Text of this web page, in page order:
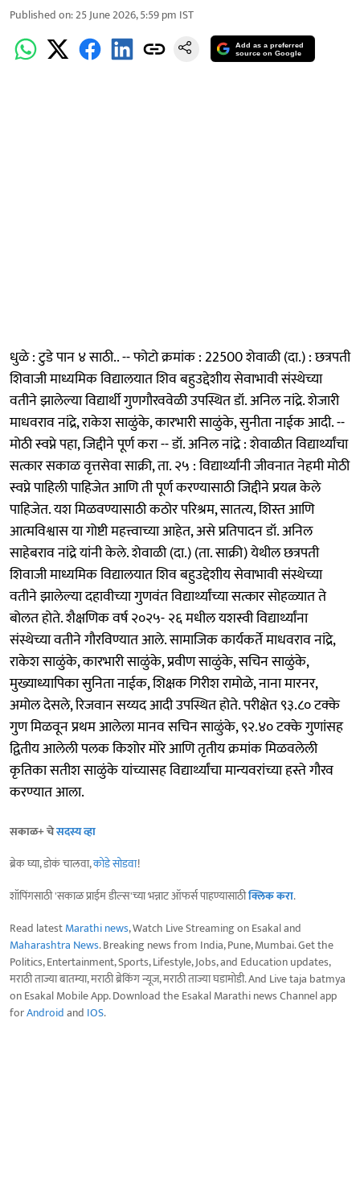
Published on:25 June 2026, 5:59 pm IST
Add as a preferred
source on Google
धुळे : टुडे पान ४ साठी.. -- फोटो क्रमांक : 22500 शेवाळी (दा.) : छत्रपती
शिवाजी माध्यमिक विद्यालयात शिव बहुउद्देशीय सेवाभावी संस्थेच्या
वतीने झालेल्या विद्यार्थी गुणगौरववेळी उपस्थित डॉ. अनिल नांद्रे. शेजारी
माधवराव नांद्रे, राकेश साळुंके, कारभारी साळुंके, सुनीता नाईक आदी. --
मोठी स्वप्ने पहा, जिद्दीने पूर्ण करा -- डॉ. अनिल नांद्रे : शेवाळीत विद्यार्थ्यांचा
सत्कार सकाळ वृत्तसेवा साक्री, ता. २५ : विद्यार्थ्यांनी जीवनात नेहमी मोठी
स्वप्ने पाहिली पाहिजेत आणि ती पूर्ण करण्यासाठी जिद्दीने प्रयत्न केले
पाहिजेत. यश मिळवण्यासाठी कठोर परिश्रम, सातत्य, शिस्त आणि
आत्मविश्वास या गोष्टी महत्त्वाच्या आहेत, असे प्रतिपादन डॉ. अनिल
साहेबराव नांद्रे यांनी केले. शेवाळी (दा.) (ता. साक्री) येथील छत्रपती
शिवाजी माध्यमिक विद्यालयात शिव बहुउद्देशीय सेवाभावी संस्थेच्या
वतीने झालेल्या दहावीच्या गुणवंत विद्यार्थ्यांच्या सत्कार सोहळ्यात ते
बोलत होते. शैक्षणिक वर्ष २०२५- २६ मधील यशस्वी विद्यार्थ्यांना
संस्थेच्या वतीने गौरविण्यात आले. सामाजिक कार्यकर्ते माधवराव नांद्रे,
राकेश साळुंके, कारभारी साळुंके, प्रवीण साळुंके, सचिन साळुंके,
मुख्याध्यापिका सुनिता नाईक, शिक्षक गिरीश रामोळे, नाना मारनर,
अमोल देसले, रिजवान सय्यद आदी उपस्थित होते. परीक्षेत ९३.८० टक्के
गुण मिळवून प्रथम आलेला मानव सचिन साळुंके, ९२.४० टक्के गुणांसह
द्वितीय आलेली पलक किशोर मोरे आणि तृतीय क्रमांक मिळवलेली
कृतिका सतीश साळुंके यांच्यासह विद्यार्थ्यांचा मान्यवरांच्या हस्ते गौरव
करण्यात आला.
सकाळ+ चेसदस्य व्हा
ब्रेक घ्या, डोकं चालवा,कोडे सोडवा!
शॉपिंगसाठी 'सकाळ प्राईम डील्स'च्या भन्नाट ऑफर्स पाहण्यासाठीक्लिक करा.
Read latestMarathi news, Watch Live Streaming on Esakal and
Maharashtra News. Breaking news from India, Pune, Mumbai. Get the
Politics, Entertainment, Sports, Lifestyle, Jobs, and Education updates,
मराठी ताज्या बातम्या, मराठी ब्रेकिंग न्यूज, मराठी ताज्या घडामोडी. And Live taja batmya
on Esakal Mobile App. Download the Esakal Marathi news Channel app
forAndroidand IOS.